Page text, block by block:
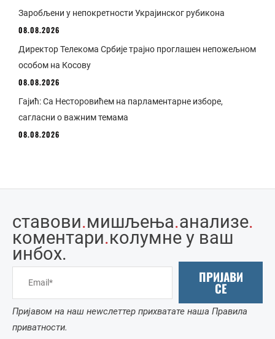
Заробљени у непокретности Украјинског рубикона
08.08.2026
Директор Телекома Србије трајно проглашен непожељном
особом на Косову
08.08.2026
Гајић: Са Несторовићем на парламентарне изборе,
сагласни о важним темама
08.08.2026
ставови.мишљења.анализе.
коментари.колумне у ваш
инбоx.
ПРИЈАВИ
СЕ
Пријавом на наш неwслеттер прихватате наша Правила
приватности.